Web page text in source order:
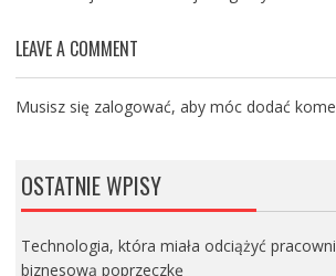
LEAVE A COMMENT
Musisz się zalogować, aby móc dodać
OSTATNIE WPISY
Technologia, która miała odciążyć
biznesową poprzeczkę